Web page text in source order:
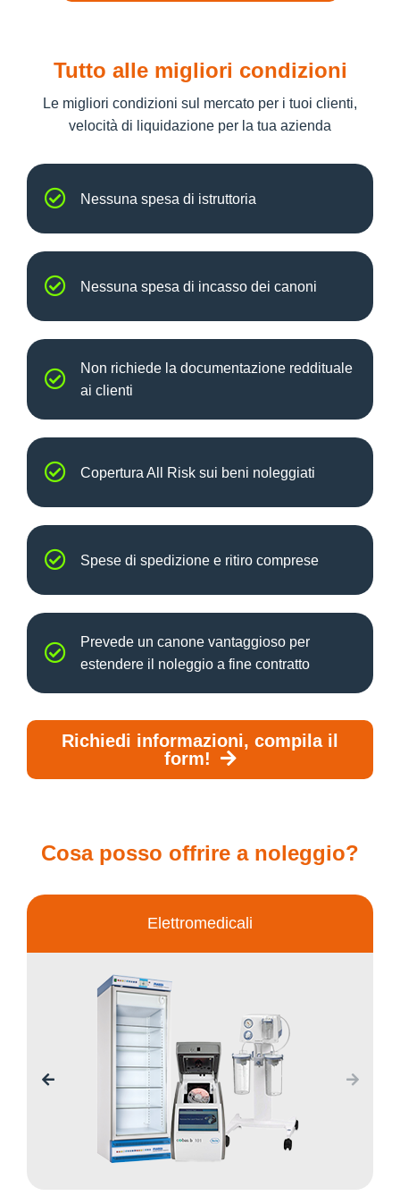
Tutto alle migliori condizioni
Le migliori condizioni sul mercato per i tuoi clienti,
velocità di liquidazione per la tua azienda
Nessuna spesa di istruttoria
Nessuna spesa di incasso dei canoni
Non richiede la documentazione reddituale
ai clienti
Copertura All Risk sui beni noleggiati
Spese di spedizione e ritiro comprese
Prevede un canone vantaggioso per
estendere il noleggio a fine contratto
Richiedi informazioni, compila il
form!
Cosa posso offrire a noleggio?
Elettromedicali